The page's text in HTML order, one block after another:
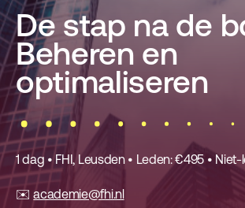
De stap na de
Beheren en
optimaliseren
1 dag • FHI, Leusden • Leden: €495 •
✉️academie@fhi.nl